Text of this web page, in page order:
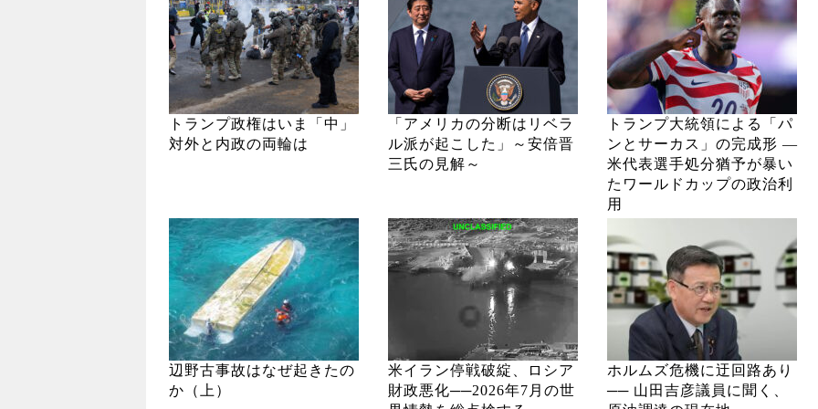
トランプ政権はいま「中」
対外と内政の両輪は
「アメリカの分断はリベラ
ル派が起こした」～安倍晋
三氏の見解～
トランプ大統領による「パ
ンとサーカス」の完成形 ―
米代表選手処分猶予が暴い
たワールドカップの政治利
用
辺野古事故はなぜ起きたの
か（上）
米イラン停戦破綻、ロシア
財政悪化──2026年7月の世
ホルムズ危機に迂回路あり
── 山田吉彦議員に聞く、